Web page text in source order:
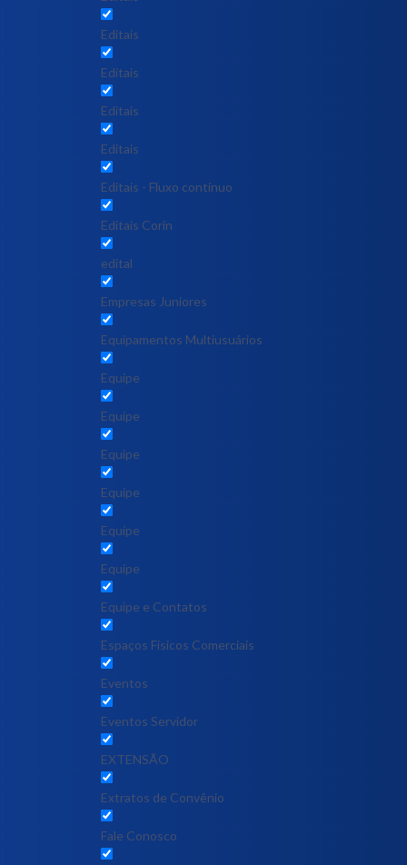
Editais
Editais
Editais
Editais
Editais - Fluxo contínuo
Editais Corin
edital
Empresas Juniores
Equipamentos Multiusuários
Equipe
Equipe
Equipe
Equipe
Equipe
Equipe
Equipe e Contatos
Espaços Físicos Comerciais
Eventos
Eventos Servidor
EXTENSÃO
Extratos de Convênio
Fale Conosco